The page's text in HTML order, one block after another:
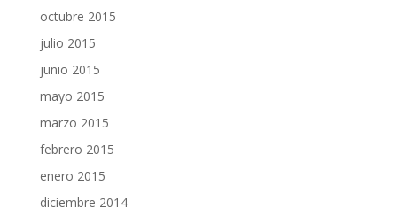
octubre 2015
julio 2015
junio 2015
mayo 2015
marzo 2015
febrero 2015
enero 2015
diciembre 2014